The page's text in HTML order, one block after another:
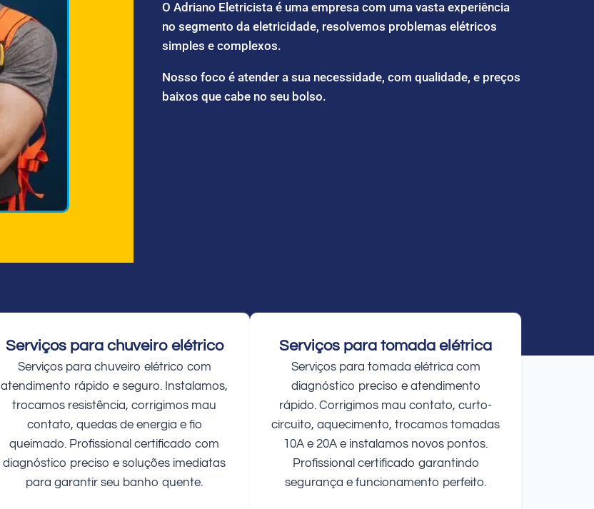
O Adriano Eletricista é uma empresa com uma vasta experiência
no segmento da eletricidade, resolvemos problemas elétricos
simples e complexos.
Nosso foco é atender a sua necessidade, com qualidade, e preços
baixos que cabe no seu bolso.
Serviços para chuveiro elétrico
Serviços para chuveiro elétrico com
atendimento rápido e seguro. Instalamos,
trocamos resistência, corrigimos mau
contato, quedas de energia e fio
queimado. Profissional certificado com
diagnóstico preciso e soluções imediatas
para garantir seu banho quente.
Serviços para tomada elétrica
Serviços para tomada elétrica com
diagnóstico preciso e atendimento
rápido. Corrigimos mau contato, curto-
circuito, aquecimento, trocamos tomadas
10A e 20A e instalamos novos pontos.
Profissional certificado garantindo
segurança e funcionamento perfeito.